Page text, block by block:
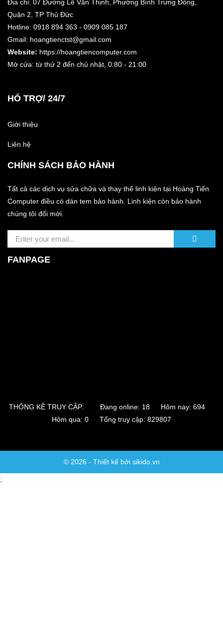
Địa chỉ: 07 Đường Lê Văn Thịnh, Phường Bình Trưng Đông,
Quận 2, TP Thủ Đức
Hotline: 0918 894 363 - 0909 085 187
Gmail: hoangtienctst@gmail.com
Website: https://hoangtiencomputer.com
Mở cửa: từ thứ 2 đến chủ nhật, 0:80 - 21:00
HỔ TRỢ/ 24/7
Giới thiệu
Liên hệ
CHÍNH SÁCH BẢO HÀNH
Tất cả các dịch vụ sửa chữa và thay thế linh kiện tại Hoàng Tiến
Computer điều có dán tem bảo hành. Linh kiện còn bảo hành
chúng tôi đổi mới.
FANPAGE
THỐNG KÊ TRUY CẬP:
Đang online: 18 Hôm nay: 694
Hôm qua: 0 Tổng truy cập: 829807
© 2026 - Thiết kế bởi sikido.vn
;